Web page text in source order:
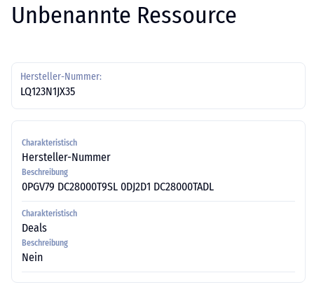
Unbenannte Ressource
Hersteller-Nummer:
LQ123N1JX35
Charakteristisch
Hersteller-Nummer
Beschreibung
0PGV79 DC28000T9SL 0DJ2D1 DC28000TADL
Charakteristisch
Deals
Beschreibung
Nein